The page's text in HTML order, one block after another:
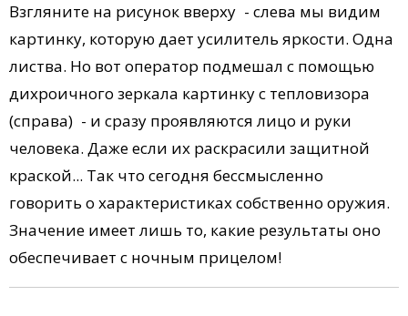
Взгляните на рисунок вверху - слева мы видим
картинку, которую дает усилитель яркости. Одна
листва. Но вот оператор подмешал с помощью
дихроичного зеркала картинку с тепловизора
(справа) - и сразу проявляются лицо и руки
человека. Даже если их раскрасили защитной
краской... Так что сегодня бессмысленно
говорить о характеристиках собственно оружия.
Значение имеет лишь то, какие результаты оно
обеспечивает с ночным прицелом!